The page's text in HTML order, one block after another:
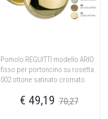
Pomolo REGUITTI modello ARIO
fisso per portoncino su rosetta
002 ottone satinato cromato
€ 49,19 70,27